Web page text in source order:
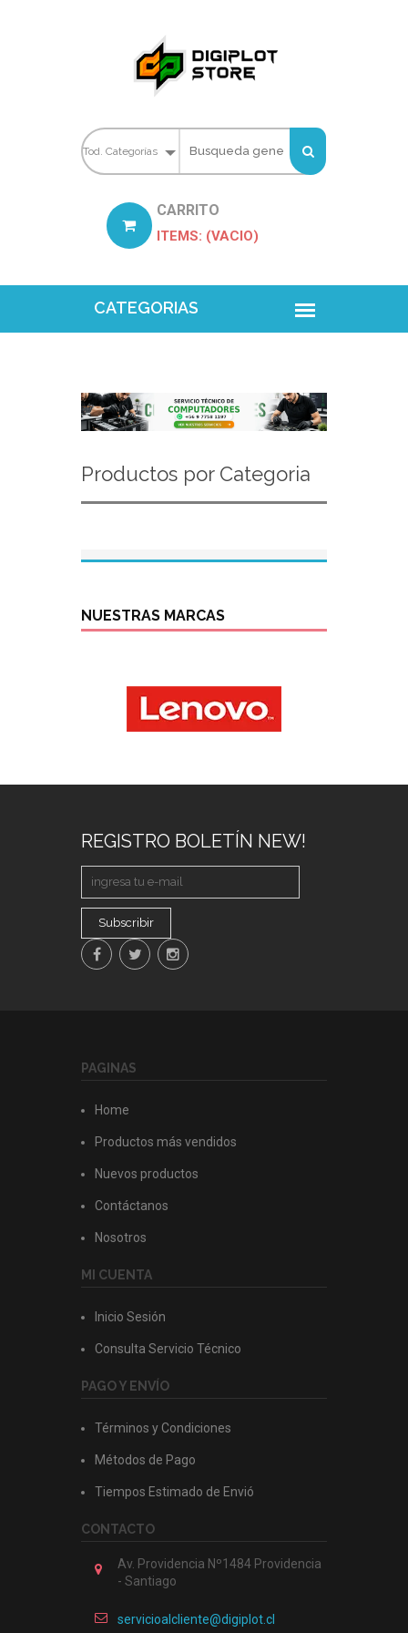
CARRITO
ITEMS: (VACIO)
Productos por Categoria
NUESTRAS MARCAS
REGISTRO BOLETÍN NEW!
Subscribir
PAGINAS
Home
Productos más vendidos
Nuevos productos
Contáctanos
Nosotros
MI CUENTA
Inicio Sesión
Consulta Servicio Técnico
PAGO Y ENVÍO
Términos y Condiciones
Métodos de Pago
Tiempos Estimado de Envió
CONTACTO
Av. Providencia Nº1484 Providencia
- Santiago
servicioalcliente@digiplot.cl